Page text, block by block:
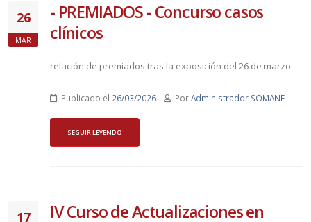
26
MAR
- PREMIADOS - Concurso casos
clínicos
relación de premiados tras la exposición del 26 de marzo
Publicado el 26/03/2026 PorAdministrador SOMANE
SEGUIR LEYENDO
17
IV Curso de Actualizaciones en